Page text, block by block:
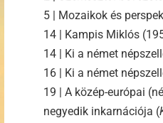
5 | Mozaikok és
14 | Kampis Miklós
14 | Ki a német
16 | Ki a német
19 | A közép-európai
negyedik inkarnációja (